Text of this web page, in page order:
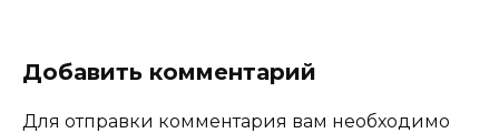
Добавить комментарий
Для отправки комментария вам необходимо